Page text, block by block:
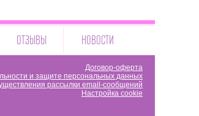
ОТЗЫВЫ НОВОСТИ
Договор-оферта
и защите персональных данных
рассылки email-сообщений
Настройка cookie